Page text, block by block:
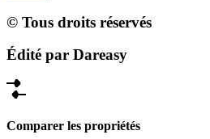
© Tous droits réservés
Édité par Dareasy
Comparer les propriétés